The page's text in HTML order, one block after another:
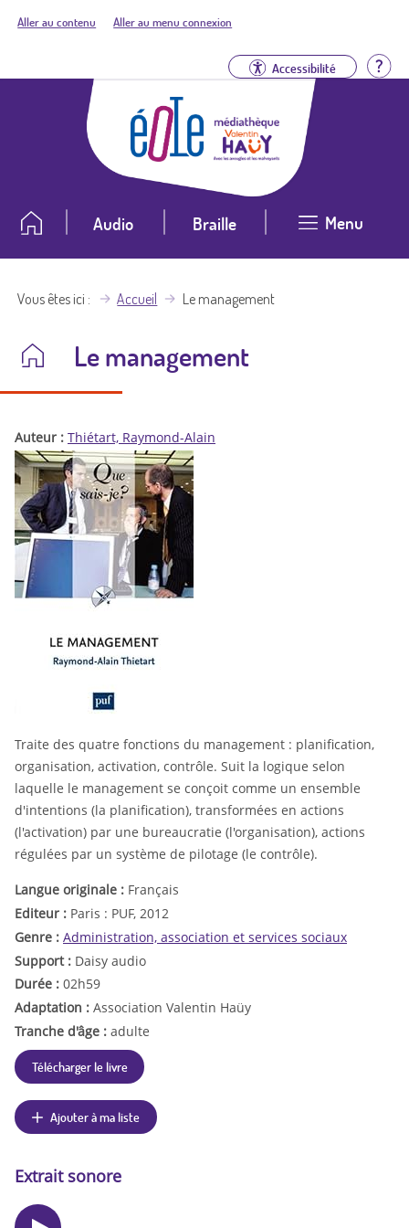
Aller au contenu Aller au menu connexion
Accessibilité
Audio Braille Menu
Vous êtes ici Accueil Le management
Le management
Auteur : Thiétart, Raymond-Alain
Traite des quatre fonctions du management : planification,
organisation, activation, contrôle. Suit la logique selon
laquelle le management se conçoit comme un ensemble
d'intentions (la planification), transformées en actions
(l'activation) par une bureaucratie (l'organisation), actions
régulées par un système de pilotage (le contrôle).
Langue originale : Français
Editeur : Paris : PUF, 2012
Genre : Administration, association et services sociaux
Support : Daisy audio
Durée : 02h59
Adaptation : Association Valentin Haüy
Tranche d'âge : adulte
Télécharger le livre
Ajouter à ma liste
Extrait sonore